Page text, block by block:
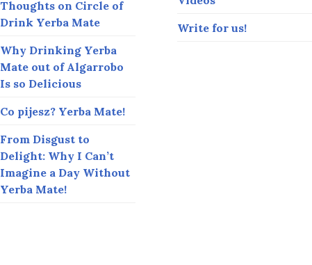
Thoughts on Circle of
Drink Yerba Mate
Why Drinking Yerba
Mate out of Algarrobo
Is so Delicious
Co pijesz? Yerba Mate!
From Disgust to
Delight: Why I Can’t
Imagine a Day Without
Yerba Mate!
Write for us!